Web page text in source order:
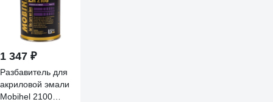
1 347 ₽
Разбавитель для
акриловой эмали
Mobihel 2100